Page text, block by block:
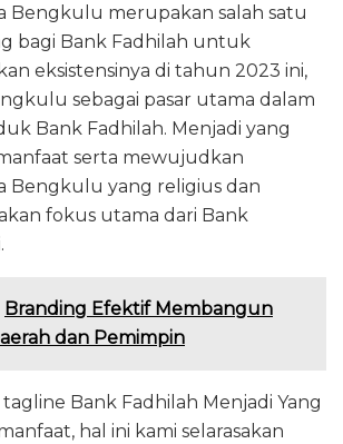
Bengkulu merupakan salah satu
bagi Bank Fadhilah untuk
eksistensinya di tahun 2023 ini,
sebagai pasar utama dalam
Bank Fadhilah. Menjadi yang
serta mewujudkan
Bengkulu yang religius dan
fokus utama dari Bank
Branding Efektif Membangun
dan Pemimpin
tagline Bank Fadhilah Menjadi Yang
hal ini kami selarasakan